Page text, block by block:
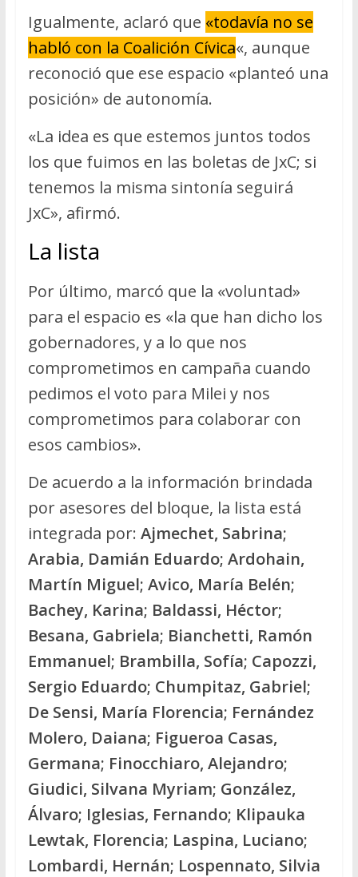
Igualmente, aclaró que «todavía no se
habló con la Coalición Cívica«, aunque
reconoció que ese espacio «planteó una
posición» de autonomía.
«La idea es que estemos juntos todos
los que fuimos en las boletas de JxC; si
tenemos la misma sintonía seguirá
JxC», afirmó.
La lista
Por último, marcó que la «voluntad»
para el espacio es «la que han dicho los
gobernadores, y a lo que nos
comprometimos en campaña cuando
pedimos el voto para Milei y nos
comprometimos para colaborar con
esos cambios».
De acuerdo a la información brindada
por asesores del bloque, la lista está
integrada por: Ajmechet, Sabrina;
Arabia, Damián Eduardo; Ardohain,
Martín Miguel; Avico, María Belén;
Bachey, Karina; Baldassi, Héctor;
Besana, Gabriela; Bianchetti, Ramón
Emmanuel; Brambilla, Sofía; Capozzi,
Sergio Eduardo; Chumpitaz, Gabriel;
De Sensi, María Florencia; Fernández
Molero, Daiana; Figueroa Casas,
Germana; Finocchiaro, Alejandro;
Giudici, Silvana Myriam; González,
Álvaro; Iglesias, Fernando; Klipauka
Lewtak, Florencia; Laspina, Luciano;
Lombardi, Hernán; Lospennato, Silvia